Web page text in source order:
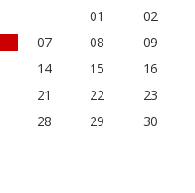
01
02
07 08
09
14 15
16
21 22
23
28 29
30